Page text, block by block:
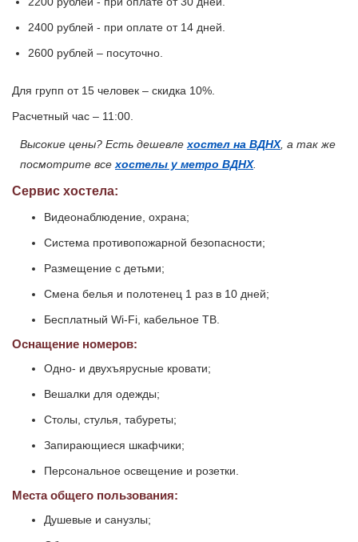
2400 рублей - при оплате от 14 дней.
2600 рублей – посуточно.
Для групп от 15 человек – скидка 10%.
Расчетный час – 11:00.
Высокие цены? Есть дешевлехостел на ВДНХ, а так же
посмотрите всехостелы у метро ВДНХ.
Сервис хостела:
Видеонаблюдение, охрана;
Система противопожарной безопасности;
Размещение с детьми;
Смена белья и полотенец 1 раз в 10 дней;
Бесплатный Wi-Fi, кабельное ТВ.
Оснащение номеров:
Одно- и двухъярусные кровати;
Вешалки для одежды;
Столы, стулья, табуреты;
Запирающиеся шкафчики;
Персональное освещение и розетки.
Места общего пользования:
Душевые и санузлы;